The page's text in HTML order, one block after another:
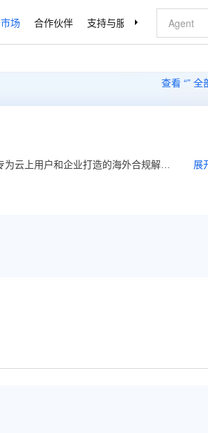
场 合作伙伴 支持与服务 了解阿里云
查看 “” 全
云上用户和企业打造的海外合规解决
展